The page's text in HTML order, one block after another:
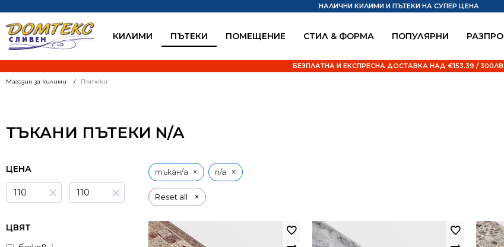
КИЛИМИ ПЪТЕКИ ПОМЕЩЕНИЕ СТИЛ & ФОРМА ПОПУЛЯРНИ
НАЛИЧНИ КИЛИМИ И ПЪТЕКИ НА СУПЕР ЦЕНА
БЕЗПЛАТНА И ЕКСПРЕСНА ДОСТАВКА НАД €153.39 / 300ЛВ.
Магазин за килими Пътеки
ТЪКАНИ ПЪТЕКИ N/A
ЦЕНА
× ×
ЦВЯТ
Reset all ×
тъкан/а × n/a ×